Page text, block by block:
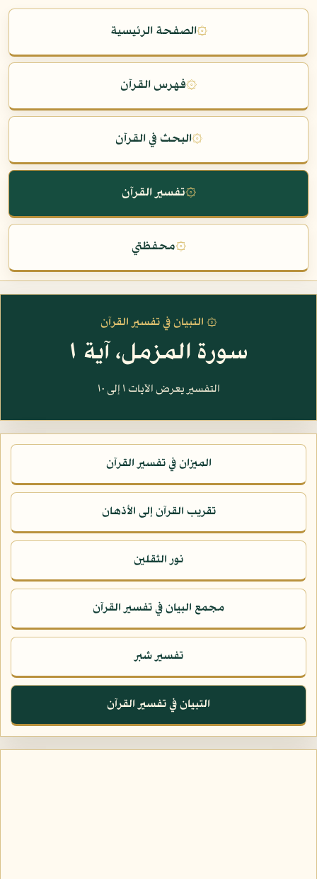
۞الصفحة الرئيسية
۞فهرس القرآن
۞البحث في القرآن
۞تفسير القرآن
۞محفظتي
۞ التبيان في تفسير القرآن
سورة المزمل، آية ١
التفسير يعرض الآيات ١ إلى ١٠
الميزان في تفسير القرآن
تقريب القرآن إلى الأذهان
نور الثقلين
مجمع البيان في تفسير القرآن
تفسير شبر
التبيان في تفسير القرآن